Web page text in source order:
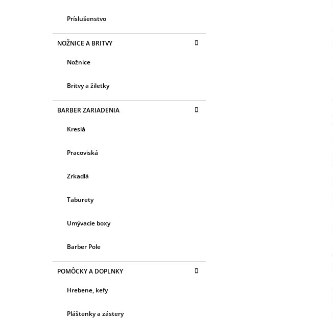
Príslušenstvo
NOŽNICE A BRITVY
Nožnice
Britvy a žiletky
BARBER ZARIADENIA
Kreslá
Pracoviská
Zrkadlá
Taburety
Umývacie boxy
Barber Pole
POMÔCKY A DOPLNKY
Hrebene, kefy
Pláštenky a zástery